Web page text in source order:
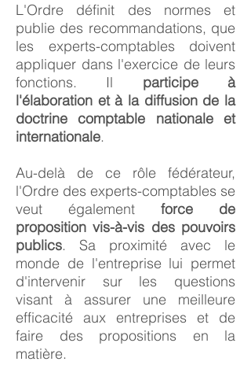
L'Ordre définit des normes et
publie des recommandations, que
les experts-comptables doivent
appliquer dans l'exercice de leurs
fonctions. Il participe à
l'élaboration et à la diffusion de la
doctrine comptable nationale et
internationale.
Au-delà de ce rôle fédérateur,
l'Ordre des experts-comptables se
veut également force de
proposition vis-à-vis des pouvoirs
publics. Sa proximité avec le
monde de l'entreprise lui permet
d'intervenir sur les questions
visant à assurer une meilleure
efficacité aux entreprises et de
faire des propositions en la
matière.